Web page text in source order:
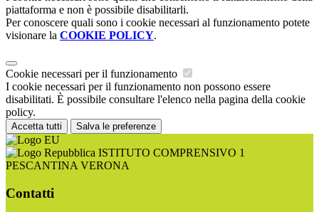
piattaforma e non è possibile disabilitarli.
Per conoscere quali sono i cookie necessari al funzionamento potete
visionare la COOKIE POLICY.
Cookie necessari per il funzionamento
I cookie necessari per il funzionamento non possono essere
disabilitati. È possibile consultare l'elenco nella pagina della cookie
policy.
Accetta tutti Salva le preferenze
ISTITUTO COMPRENSIVO 1
PESCANTINA VERONA
Contatti